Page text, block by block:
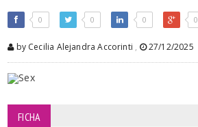
0 0 0 0
by Cecilia Alejandra Accorinti , 27/12/2025
FICHA